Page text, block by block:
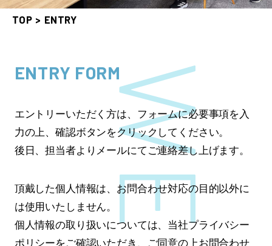
ENTRY FORM
エントリーいただく方は、フォームに必要事項を入
力の上、確認ボタンをクリックしてください。
後日、担当者よりメールにてご連絡差し上げます。
頂戴した個人情報は、お問合わせ対応の目的以外に
は使用いたしません。
個人情報の取り扱いについては、当社プライバシー
ポリシーをご確認いただき、
ご同意の上お問合わせ
TOP ENTRY